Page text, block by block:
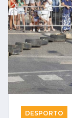
DESPORTO